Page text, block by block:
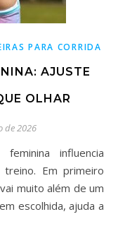
PARA CORRIDA
AJUSTE
OLHAR
de 2026
Em primeiro
muito além de um
escolhida, ajuda a